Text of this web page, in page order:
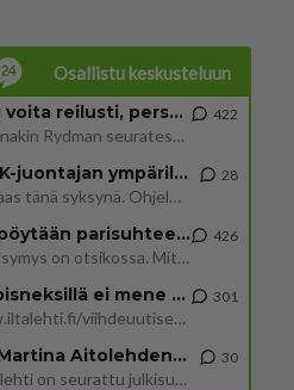
Osallistu keskusteluun
Jos SDP ei voita reilusti, persut kumoavat demokratian Suomesta
Näin tekisi ainakin Rydman seuratessaan idolinsa Trumpin mallia https://www.is.fi/politiikka/art-2000012187244.html
422
Uuden TTK-juontajan ympärillä epätietoisuus sakenee - Nyt MTV hämmentää soppaa
TTK tulee taas tänä syksynä. Ohjelman uudet tähtioppilaat julkistetaan torstaina 6. elokuuta klo 14 alkavassa lehdistö
28
Mitä tuot pöytään parisuhteessa?
Siinäpä se kysymys on otsikossa. Mitäpä siis tuot/toisit pöytään parisuhteessa? Oletko mies vai nainen? Koetko sen mitä
426
Martinan bisneksillä ei mene hyvin
https://www.iltalehti.fi/viihdeuutiset/a/c46da6ab-340f-4790-aaa7-0865eed2336 Yrityksen konkurssihakemus on tullut kärä
301
Tiesitkö? Martina Aitolehden isäpuoli on tämä suosittu laulaja
Martina Aitolehti on seurattu julkisuuden henkilö. Lähipiiriin mahtuu muitakin tunnettuja henkilöitä. Tiesitkö, että Ma
30